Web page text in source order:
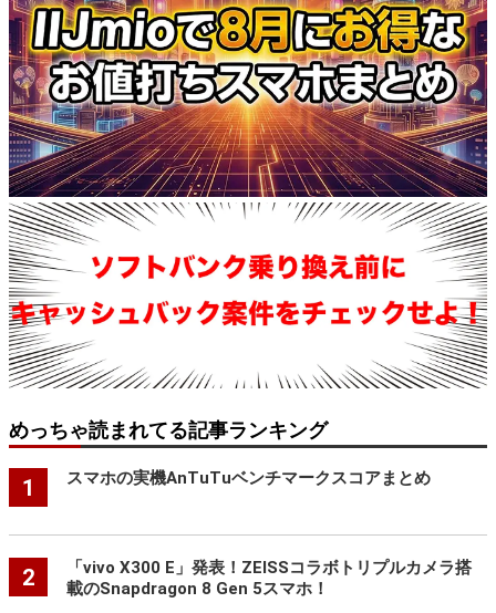
めっちゃ読まれてる記事ランキング
1 スマホの実機AnTuTuベンチマークスコアまとめ
2
「vivo X300 E」発表！ZEISSコラボトリプルカメラ搭
載のSnapdragon 8 Gen 5スマホ！